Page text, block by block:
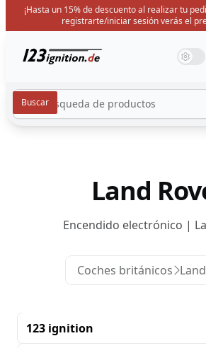
¡Hasta un 15% de descuento al realizar tu
registrarte/iniciar sesión verás el
123ignition.de
Land
Encendido electrónico |
Coches británicos
123 ignition